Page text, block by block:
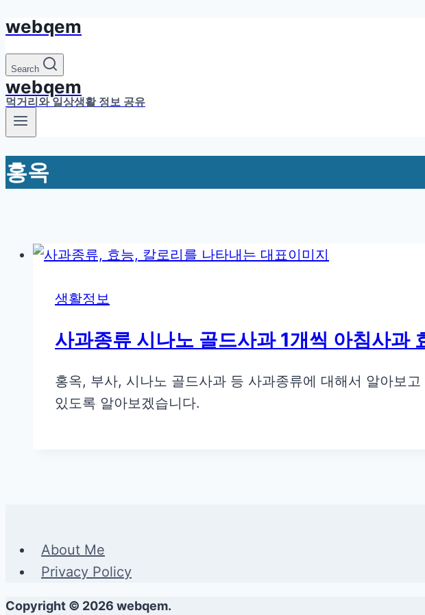
Skip
to
content
webqem
Search
webqem
먹거리와 일상생활 정보 공유
홍옥
생활정보
사과종류 시나노 골드사과 1개씩 아침사과
홍옥, 부사, 시나노 골드사과 등 사과종류에 대해서 알아보
있도록 알아보겠습니다.
About Me
Privacy Policy
Copyright © 2026 webqem.